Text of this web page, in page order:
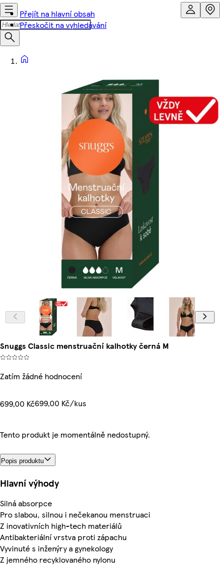
Přejít na hlavní obsah
Přeskočit na vyhledávání
Snuggs Classic menstruační kalhotky černá M
Zatím žádné hodnocení
699,00 Kč699,00 Kč/kus
Tento produkt je momentálně nedostupný.
Popis produktu
Hlavní výhody
Silná absorpce
Pro slabou, silnou i nečekanou menstruaci
Z inovativních high-tech materiálů
Antibakteriální vrstva proti zápachu
Vyvinuté s inženýry a gynekology
Z jemného recyklovaného nylonu